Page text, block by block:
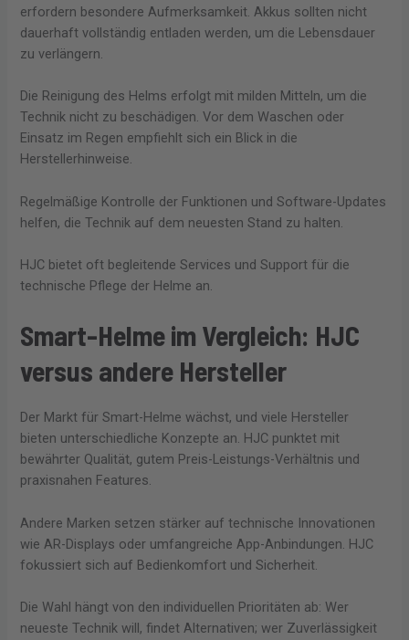
erfordern besondere Aufmerksamkeit. Akkus sollten nicht
dauerhaft vollständig entladen werden, um die Lebensdauer
zu verlängern.
Die Reinigung des Helms erfolgt mit milden Mitteln, um die
Technik nicht zu beschädigen. Vor dem Waschen oder
Einsatz im Regen empfiehlt sich ein Blick in die
Herstellerhinweise.
Regelmäßige Kontrolle der Funktionen und Software-Updates
helfen, die Technik auf dem neuesten Stand zu halten.
HJC bietet oft begleitende Services und Support für die
technische Pflege der Helme an.
Smart-Helme im Vergleich: HJC
versus andere Hersteller
Der Markt für Smart-Helme wächst, und viele Hersteller
bieten unterschiedliche Konzepte an. HJC punktet mit
bewährter Qualität, gutem Preis-Leistungs-Verhältnis und
praxisnahen Features.
Andere Marken setzen stärker auf technische Innovationen
wie AR-Displays oder umfangreiche App-Anbindungen. HJC
fokussiert sich auf Bedienkomfort und Sicherheit.
Die Wahl hängt von den individuellen Prioritäten ab: Wer
neueste Technik will, findet Alternativen; wer Zuverlässigkeit